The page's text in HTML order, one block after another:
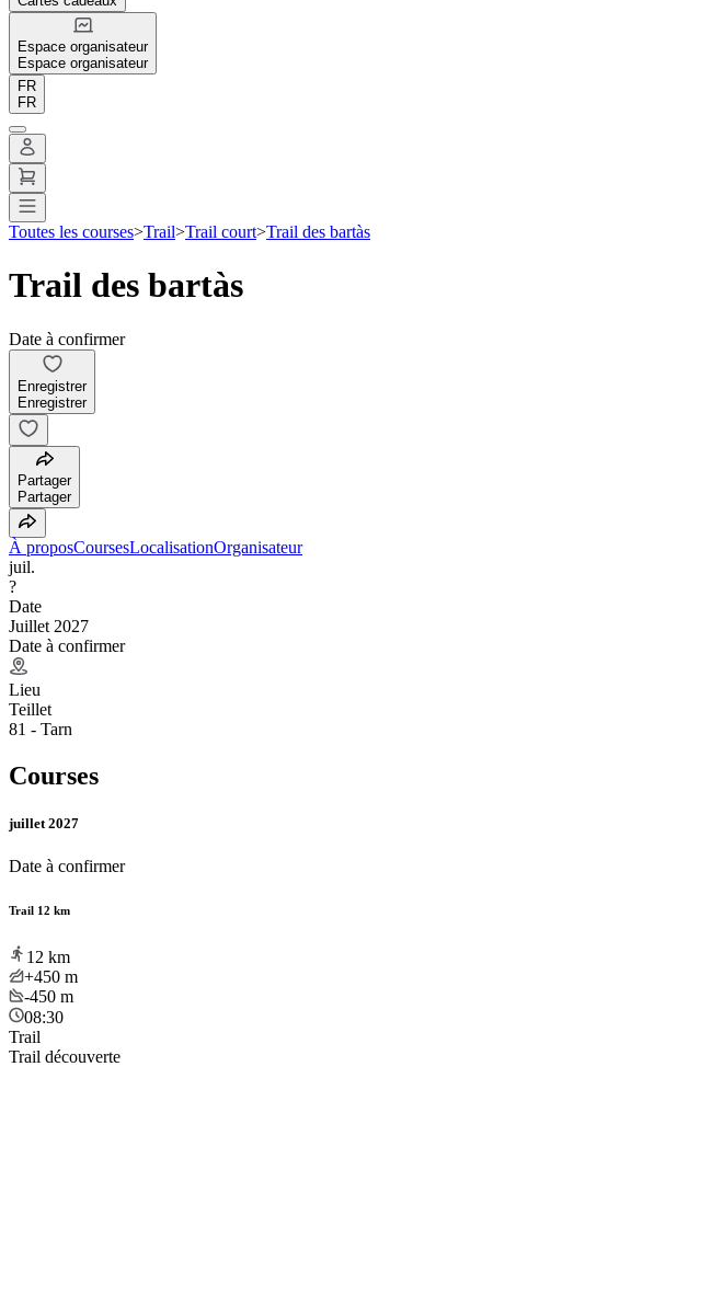
Espace organisateur
Espace organisateur
FR
FR
Toutes les courses>Trail>Trail court>Trail des bartàs
Trail des bartàs
Date à confirmer
Enregistrer
Enregistrer
Partager
Partager
À proposCoursesLocalisationOrganisateur
juil.
?
Date
Juillet 2027
Date à confirmer
Lieu
Teillet
81 - Tarn
Courses
juillet 2027
Date à confirmer
Trail 12 km
12 km
+450 m
-450 m
08:30
Trail
Trail découverte